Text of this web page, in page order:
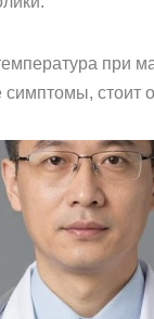
при
симптомы,